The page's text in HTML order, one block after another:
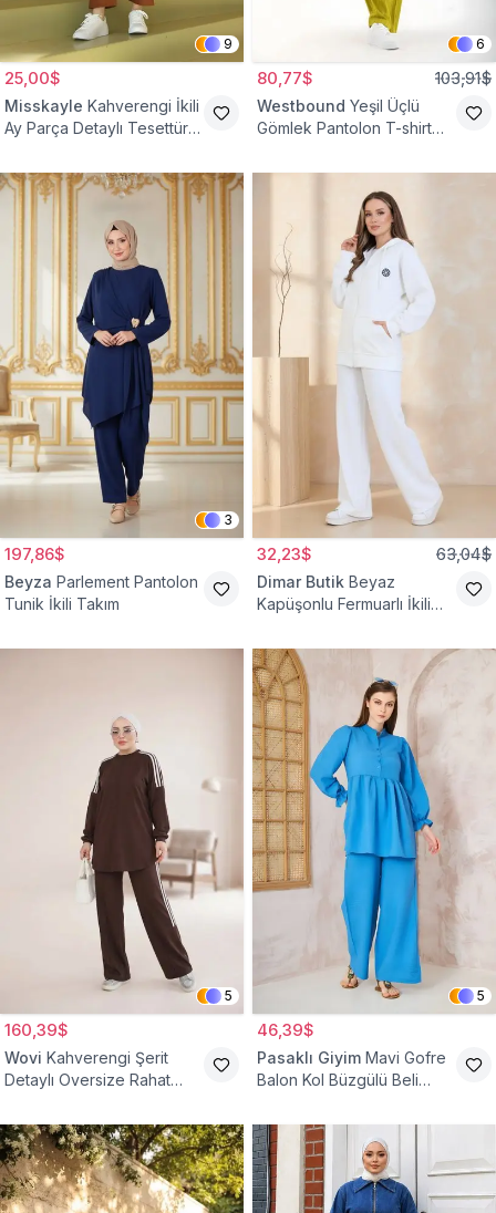
9
25,00$
Misskayle Kahverengi İkili
Ay Parça Detaylı Tesettür
6
80,77$ 103,91$
Westbound Yeşil Üçlü
Gömlek Pantolon T-shirt
3
197,86$
Beyza Parlement Pantolon
Tunik İkili Takım
32,23$ 63,04$
Dimar Butik Beyaz
Kapüşonlu Fermuarlı İkili
5
160,39$
Wovi Kahverengi Şerit
Detaylı Oversize Rahat
5
46,39$
Pasaklı Giyim Mavi Gofre
Balon Kol Büzgülü Beli
Takım